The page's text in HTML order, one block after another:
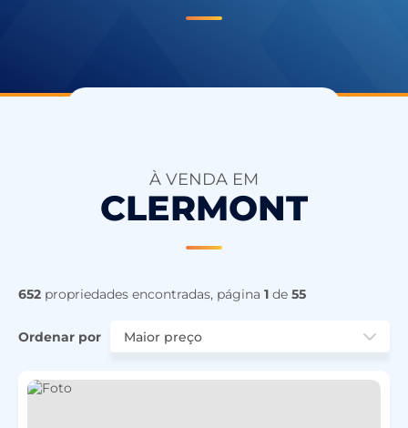
À VENDA EM
CLERMONT
652 propriedades encontradas, página 1 de 55
Ordenar por